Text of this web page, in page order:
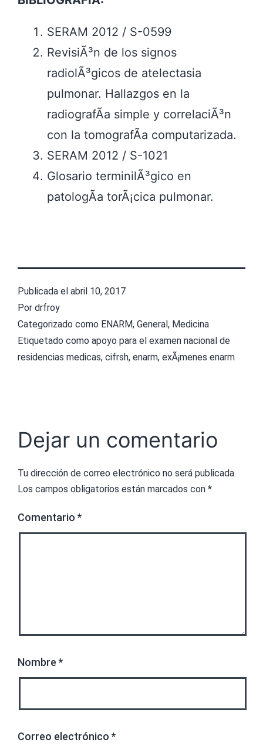
SERAM 2012 / S-0599
RevisiÃ³n de los signos
radiolÃ³gicos de atelectasia
pulmonar. Hallazgos en la
radiografÃ­a simple y correlaciÃ³n
con la tomografÃ­a computarizada.
SERAM 2012 / S-1021
Glosario terminilÃ³gico en
patologÃ­a torÃ¡cica pulmonar.
Publicada el abril 10, 2017
Por drfroy
Categorizado como ENARM, General, Medicina
Etiquetado como apoyo para el examen nacional de
residencias medicas, cifrsh, enarm, exÃ¡menes enarm
Dejar un comentario
Tu dirección de correo electrónico no será publicada.
Los campos obligatorios están marcados con *
Comentario *
Nombre *
Correo electrónico *